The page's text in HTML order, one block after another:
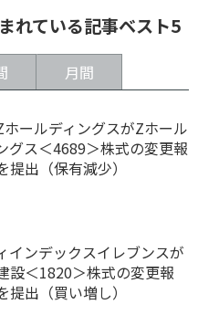
れている記事ベスト5
月間
ホールディングスがZホール
グス＜4689＞株式の変更報
提出（保有減少）
インデックスイレブンスが
設＜1820＞株式の変更報
提出（買い増し）